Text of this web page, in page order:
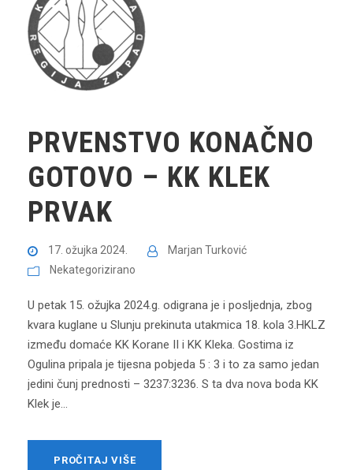
PRVENSTVO KONAČNO
GOTOVO – KK KLEK
PRVAK
17. ožujka 2024.
Marjan Turković
Nekategorizirano
U petak 15. ožujka 2024.g. odigrana je i posljednja, zbog
kvara kuglane u Slunju prekinuta utakmica 18. kola 3.HKLZ
između domaće KK Korane II i KK Kleka. Gostima iz
Ogulina pripala je tijesna pobjeda 5 : 3 i to za samo jedan
jedini čunj prednosti – 3237:3236. S ta dva nova boda KK
Klek je...
PROČITAJ VIŠE